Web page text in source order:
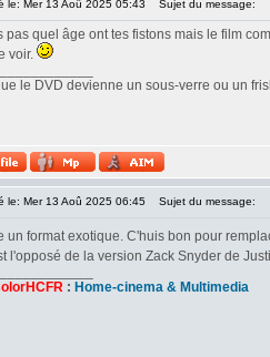
le: Mer 13 Aoû 2025 05:43 Sujet du message:
pas quel âge ont tes fistons mais le film
voir.
le DVD devienne un sous-verre ou un
le: Mer 13 Aoû 2025 06:45 Sujet du message:
un format exotique. C'huis bon pour
l'opposé de la version Zack Snyder de
: Home-cinema & Multimedia